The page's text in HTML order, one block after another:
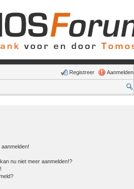
Aanmelden
Registreer
nu niet meer aanmelden!?